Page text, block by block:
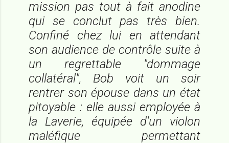
mission pas tout à fait anodine
qui se conclut pas très bien.
Confiné chez lui en attendant
son audience de contrôle suite à
un regrettable "dommage
collatéral", Bob voit un soir
rentrer son épouse dans un état
pitoyable : elle aussi employée à
la Laverie, équipée d'un violon
maléfique permettant